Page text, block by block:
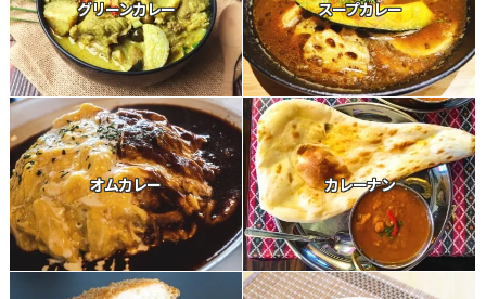
グリーンカレー スープカレー
オムカレー カレーナン